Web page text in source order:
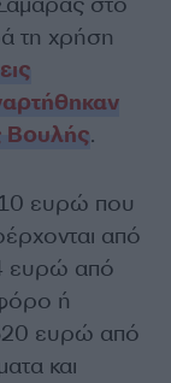
τη χρήση
Βουλής.
ευρώ που
από
ευρώ από
ή
ευρώ από
και